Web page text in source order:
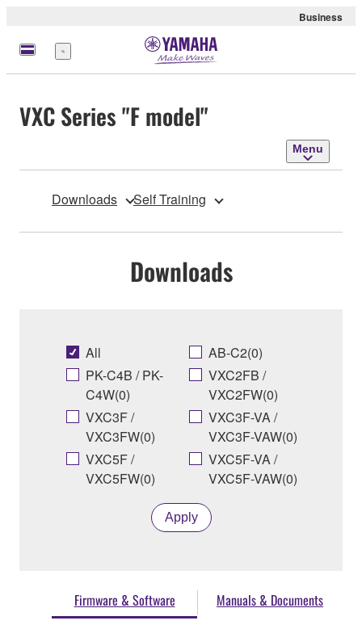
Business
Menu
VXC Series "F model"
Menu
Downloads Self Training
Downloads
All
AB-C2(0)
PK-C4B / PK-
C4W(0)
VXC2FB /
VXC2FW(0)
VXC3F /
VXC3FW(0)
VXC3F-VA /
VXC3F-VAW(0)
VXC5F /
VXC5FW(0)
VXC5F-VA /
VXC5F-VAW(0)
Apply
Firmware & Software Manuals & Documents